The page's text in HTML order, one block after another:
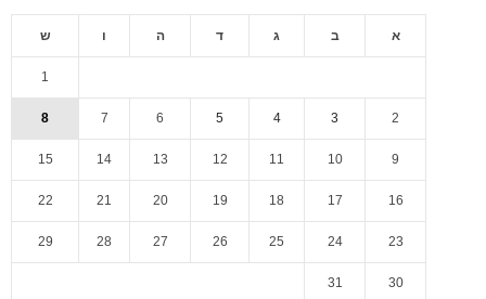
א ב ג ד ה ו ש
1
2
3
4
5
6
7
8
9
10
11
12
13
14
15
16
17
18
19
20
21
22
23
24
25
26
27
28
29
30
31